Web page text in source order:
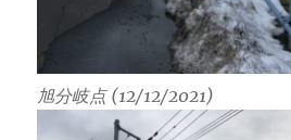
旭分岐点 (12/12/2021)